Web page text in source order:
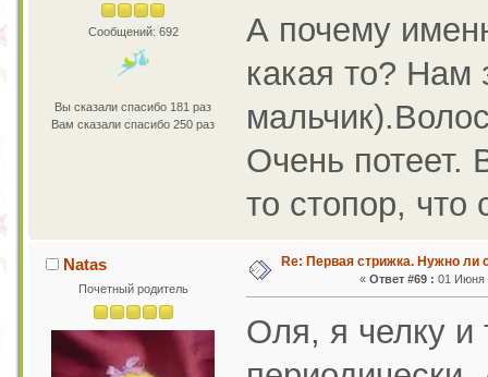
Сообщений: 692
Вы сказали спасибо 181 раз
Вам сказали спасибо 250 раз
А почему
какая то? Нам
Очень потеет.
то стопор, что
Natas
Почетный родитель
Re: Первая стрижка. Нужно ли
« Ответ #69 : 01 Июня
Оля, я челку и